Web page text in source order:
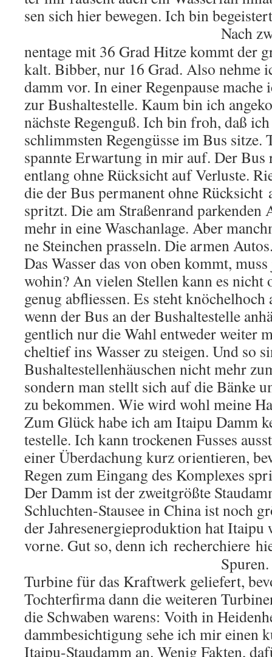
sen sich hier be­we­gen. Ich bin
Nach
nen­ta­ge mit 36 Grad Hitze kommt der
kalt. Bib­ber, nur 16 Grad. Also nehme
damm vor. In einer Re­gen­pau­se
zur Bus­hal­te­stel­le. Kaum bin ich
nächs­te Re­gen­guß. Ich bin froh, daß
schlimms­ten Re­gen­güs­se im Bus
spann­te Er­war­tung in mir auf. Der Bus
ent­lang ohne Rück­sicht auf Ver­lus­te.
die der Bus per­ma­nent ohne
spritzt. Die am Stra­ßen­rand par­ken­den
mehr in eine Wasch­an­la­ge. Aber
ne Stein­chen pras­seln. Die armen
Das Was­ser das von oben kommt,
wohin? An vie­len Stel­len kann es nicht
genug ab­flies­sen. Es steht
wenn der Bus an der Bus­hal­te­stel­le
gent­lich nur die Wahl ent­we­der wei­ter
chel­tief ins Was­ser zu stei­gen. Und so
Bus­hal­te­stel­len­häus­chen nicht mehr
son­dern man stellt sich auf die Bänke
zu be­kom­men. Wie wird wohl meine
Zum Glück habe ich am Itai­pu Damm
te­stel­le. Ich kann tro­cke­nen Fus­ses
einer Über­da­chung kurz ori­en­tie­ren,
Regen zum Ein­gang des Kom­ple­xes
Der Damm ist der zweit­größ­te
Schluch­ten-Stau­see in China ist noch
der Jah­res­ener­gie­pro­duk­ti­on hat Itai­pu
vorne. Gut so, denn ich re­cher­chie­re
Tur­bi­ne für das Kraft­werk ge­lie­fert,
Toch­ter­fir­ma dann die wei­te­ren
die Schwa­ben wa­rens: Voith in
damm­be­sich­ti­gung sehe ich mir einen
Itai­pu-Stau­damm an. Wenig Fak­ten,